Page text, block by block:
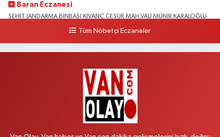
Baran Eczanesi
ŞEHİT JANDARMA BİNBAŞI KIVANÇ CESUR MAH.VALİ MÜNİR KARALOĞLU
VANYOLU MAH.KARAYUSUF BEY BULVARI NO:99-B DİŞ HASTANESİ
Yol Tarifi Al
Tüm Nöbetçi Eczaneler